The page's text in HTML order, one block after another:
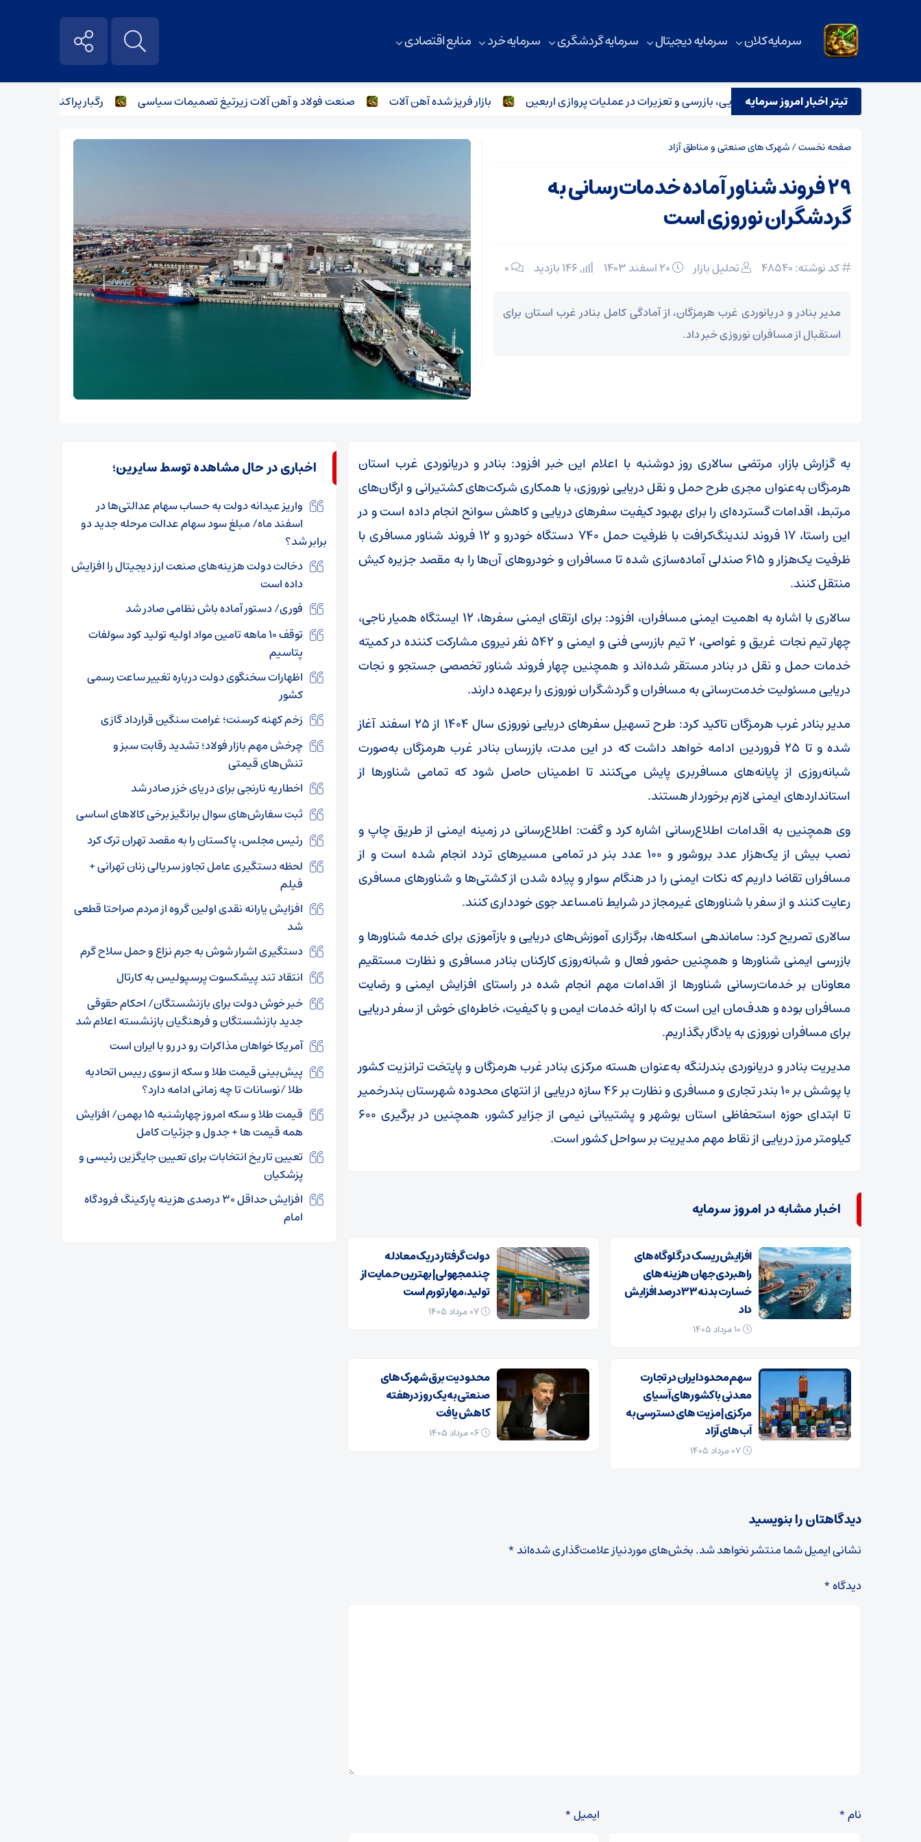
سرمایه کلان سرمایه دیجیتال سرمایه گردشگری سرمایه خرد منابع اقتصادی
تیتر اخبار امروز سرمایه
تیم مشترک نظارتی سازمان هواپیمایی، بازرسی و تعزیرات در عملیات پروازی اربعین بازار فریز شده آهن آلات صنعت فولاد و آهن آلات زیر‌تیغ تصمیمات سیاسی رگبار پراکنده در نیمه
صفحه نخست/شهرک های صنعتی و مناطق آزاد
۲۹ فروند شناور آماده خدمات‌رسانی به
گردشگران نوروزی است
کد نوشته: 48540 تحلیل بازار ۰
مدیر بنادر و دریانوردی غرب هرمزگان، از آمادگی کامل بنادر غرب استان برای
استقبال از مسافران نوروزی خبر داد.
به گزارش بازار، مرتضی سالاری روز دوشنبه با اعلام این خبر افزود: بنادر و دریانوردی غرب استان
هرمزگان به‌عنوان مجری طرح حمل و نقل دریایی نوروزی، با همکاری شرکت‌های کشتیرانی و ارگان‌های
مرتبط، اقدامات گسترده‌ای را برای بهبود کیفیت سفرهای دریایی و کاهش سوانح انجام داده‌ است و در
این راستا، ۱۷ فروند لندینگ‌کرافت با ظرفیت حمل ۷۴۰ دستگاه خودرو و ۱۲ فروند شناور مسافری با
ظرفیت یک‌هزار و ۶۱۵ صندلی آماده‌سازی شده‌ تا مسافران و خودروهای آن‌ها را به مقصد جزیره کیش
منتقل کنند.
سالاری با اشاره به اهمیت ایمنی مسافران، افزود: برای ارتقای ایمنی سفرها، ۱۲ ایستگاه همیار ناجی،
چهار تیم نجات غریق و غواصی، ۲ تیم بازرسی فنی و ایمنی و ۵۴۲ نفر نیروی مشارکت کننده در کمیته
خدمات حمل و نقل در بنادر مستقر شده‌اند و همچنین چهار فروند شناور تخصصی جستجو و نجات
دریایی مسئولیت خدمت‌رسانی به مسافران و گردشگران نوروزی را برعهده دارند.
مدیر بنادر غرب هرمزگان تاکید کرد: طرح تسهیل سفرهای دریایی نوروزی سال ۱۴۰۴ از ۲۵ اسفند آغاز
شده و تا ۲۵ فروردین ادامه خواهد داشت که در این مدت، بازرسان بنادر غرب هرمزگان به‌صورت
شبانه‌روزی از پایانه‌های مسافربری پایش می‌کنند تا اطمینان حاصل شود که تمامی شناورها از
استانداردهای ایمنی لازم برخوردار هستند.
وی همچنین به اقدامات اطلاع‌رسانی اشاره کرد و گفت: اطلاع‌رسانی در زمینه ایمنی از طریق چاپ و
نصب بیش از یک‌هزار عدد بروشور و ۱۰۰ عدد بنر در تمامی مسیرهای تردد انجام شده است و از
مسافران تقاضا داریم که نکات ایمنی را در هنگام سوار و پیاده شدن از کشتی‌ها و شناورهای مسافری
رعایت کنند و از سفر با شناورهای غیرمجاز در شرایط نامساعد جوی خودداری کنند.
سالاری تصریح کرد: ساماندهی اسکله‌ها، برگزاری آموزش‌های دریایی و بازآموزی برای خدمه شناورها و
بازرسی ایمنی شناورها و همچنین حضور فعال و شبانه‌روزی کارکنان بنادر مسافری و نظارت مستقیم
معاونان بر خدمات‌رسانی شناورها از اقدامات مهم انجام شده در راستای افزایش ایمنی و رضایت
مسافران بوده و هدف‌مان این است که با ارائه خدمات ایمن و با کیفیت، خاطره‌ای خوش از سفر دریایی
برای مسافران نوروزی به یادگار بگذاریم.
مدیریت بنادر و دریانوردی بندرلنگه به‌عنوان هسته مرکزی بنادر غرب هرمزگان و پایتخت ترانزیت کشور
با پوشش بر ۱۰ بندر تجاری و مسافری و نظارت بر ۴۶ سازه دریایی از انتهای محدوده شهرستان بندرخمیر
تا ابتدای حوزه استحفاظی استان بوشهر و پشتیبانی نیمی از جزایر کشور، همچنین در برگیری ۶۰۰
کیلومتر مرز دریایی از نقاط مهم مدیریت بر سواحل کشور است.
اخبار مشابه در امروز سرمایه
افزایش ریسک‌ در گلوگاه‌های
راهبردی جهان هزینه‌های
خسارت بدنه ۳۳ درصد افزایش
داد
دولت گرفتار در یک معادله
چندمجهولی| بهترین حمایت از
تولید، مهار تورم است
۰۷ مرداد ۱۴۰۵
سهم محدود ایران در تجارت
معدنی با کشورهای آسیای
مرکزی| مزیت های دسترسی به
آب‌های آزاد
محدودیت برق شهرک‌های
صنعتی به یک روز درهفته
کاهش یافت
۰۶ مرداد ۱۴۰۵
دیدگاهتان را بنویسید
نشانی ایمیل شما منتشر نخواهد شد.بخش‌های موردنیاز علامت‌گذاری شده‌اند*
دیدگاه*
نام* ایمیل*
اخباری در حال مشاهده توسط سایرین؛
واریز عیدانه دولت به حساب سهام عدالتی‌ها در
اسفند ماه/ مبلغ سود سهام عدالت مرحله جدید دو
برابر شد؟
دخالت دولت هزینه‌های صنعت ارز دیجیتال را افزایش
داده است
فوری/ دستور آماده باش نظامی صادر شد
توقف ۱۰ ماهه تامین مواد اولیه تولید کود سولفات
پتاسیم
اظهارات سخنگوی دولت درباره تغییر ساعت رسمی
کشور
زخم کهنه کرسنت؛ غرامت سنگین قرارداد گازی
چرخش مهم بازار فولاد؛ تشدید رقابت سبز و
تنش‌های قیمتی
اخطاریه نارنجی برای دریای خزر صادر شد
ثبت سفارش‌های سوال برانگیز برخی کالاهای اساسی
رئیس مجلس، پاکستان را به مقصد تهران ترک کرد
لحظه دستگیری عامل تجاوز سریالی زنان تهرانی +
فیلم
افزایش یارانه نقدی اولین گروه از مردم صراحتا قطعی
شد
دستگیری اشرار شوش به جرم نزاع و حمل سلاح گرم
انتقاد تند پیشکسوت پرسپولیس به کارتال
خبر خوش دولت برای بازنشستگان/ احکام حقوقی
جدید بازنشستگان و فرهنگیان بازنشسته اعلام شد
آمریکا خواهان مذاکرات رو در رو با ایران است
پیش‌بینی قیمت طلا و سکه از سوی رییس اتحادیه
طلا /نوسانات تا چه زمانی ادامه دارد؟
قیمت طلا و سکه امروز چهارشنبه ۱۵ بهمن/ افزایش
همه قیمت ها + جدول و جزئیات کامل
تعیین تاریخ انتخابات برای تعیین جایگزین رئیسی و
پزشکیان
افزایش حداقل ۳۰ درصدی هزینه پارکینگ فرودگاه
امام